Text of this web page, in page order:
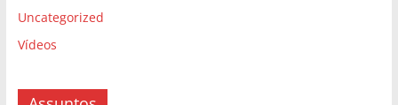
Uncategorized
Vídeos